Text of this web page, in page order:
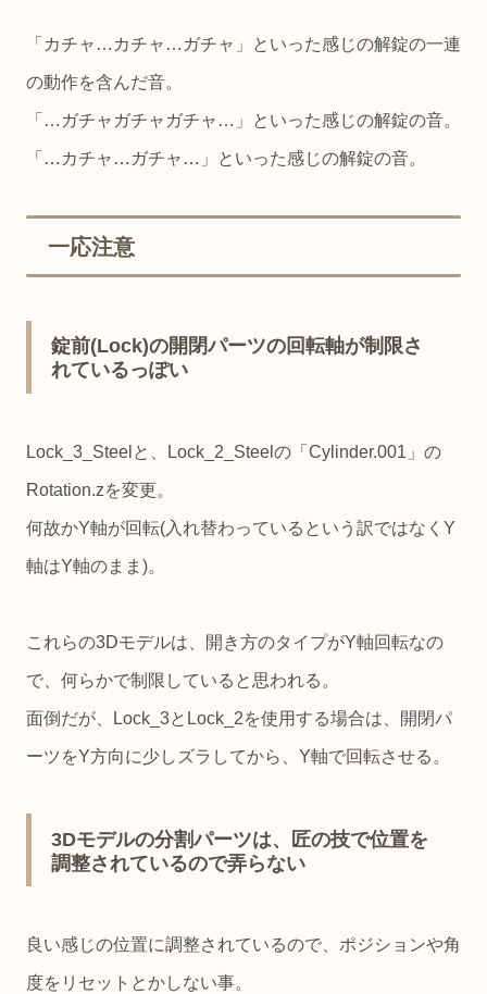
「カチャ…カチャ…ガチャ」といった感じの解錠の一連
の動作を含んだ音。
「…ガチャガチャガチャ…」といった感じの解錠の音。
「…カチャ…ガチャ…」といった感じの解錠の音。
一応注意
錠前(Lock)の開閉パーツの回転軸が制限さ
れているっぽい
Lock_3_Steelと、Lock_2_Steelの「Cylinder.001」の
Rotation.zを変更。
何故かY軸が回転(入れ替わっているという訳ではなくY
軸はY軸のまま)。
これらの3Dモデルは、開き方のタイプがY軸回転なの
で、何らかで制限していると思われる。
面倒だが、Lock_3とLock_2を使用する場合は、開閉パ
ーツをY方向に少しズラしてから、Y軸で回転させる。
3Dモデルの分割パーツは、匠の技で位置を
調整されているので弄らない
良い感じの位置に調整されているので、ポジションや角
度をリセットとかしない事。